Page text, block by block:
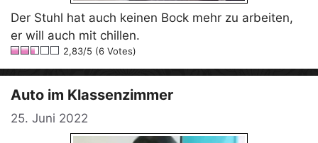
Der Stuhl hat auch keinen Bock mehr zu arbeiten,
er will auch mit chillen.
2,83/5 (6 Votes)
Auto im Klassenzimmer
25. Juni 2022